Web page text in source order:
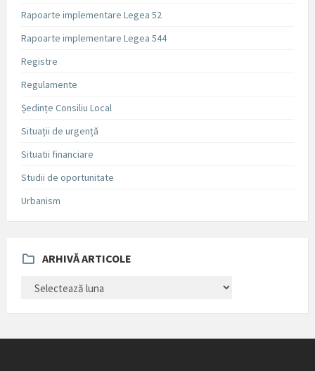
Rapoarte implementare Legea 52
Rapoarte implementare Legea 544
Registre
Regulamente
Ședințe Consiliu Local
Situații de urgență
Situatii financiare
Studii de oportunitate
Urbanism
ARHIVĂ ARTICOLE
ARTICOLE